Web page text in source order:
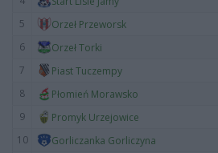
5
Orzeł Przeworsk
6
Orzeł Torki
7
Piast Tuczempy
8
Płomień Morawsko
9
Promyk Urzejowice
10
Gorliczanka Gorliczyna